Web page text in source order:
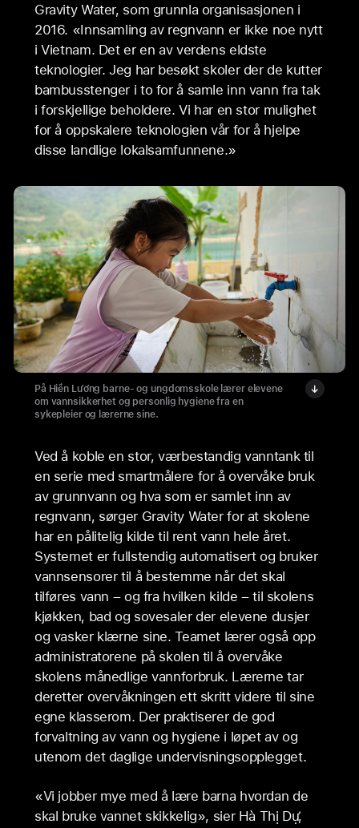
Gravity Water, som grunnla organisasjonen i
2016. «Innsamling av regnvann er ikke noe nytt
i Vietnam. Det er en av verdens eldste
teknologier. Jeg har besøkt skoler der de kutter
bambusstenger i to for å samle inn vann fra tak
i forskjellige beholdere. Vi har en stor mulighet
for å oppskalere teknologien vår for å hjelpe
disse landlige lokalsamfunnene.»
På Hiền Lương barne- og ungdomsskole lærer elevene
om vannsikkerhet og personlig hygiene fra en
sykepleier og lærerne sine.
Ved å koble en stor, værbestandig vanntank til
en serie med smartmålere for å overvåke bruk
av grunnvann og hva som er samlet inn av
regnvann, sørger Gravity Water for at skolene
har en pålitelig kilde til rent vann hele året.
Systemet er fullstendig automatisert og bruker
vannsensorer til å bestemme når det skal
tilføres vann – og fra hvilken kilde – til skolens
kjøkken, bad og sovesaler der elevene dusjer
og vasker klærne sine. Teamet lærer også opp
administratorene på skolen til å overvåke
skolens månedlige vannforbruk. Lærerne tar
deretter overvåkningen ett skritt videre til sine
egne klasserom. Der praktiserer de god
forvaltning av vann og hygiene i løpet av og
utenom det daglige undervisningsopplegget.
«Vi jobber mye med å lære barna hvordan de
skal bruke vannet skikkelig», sier Hà Thị Dự,